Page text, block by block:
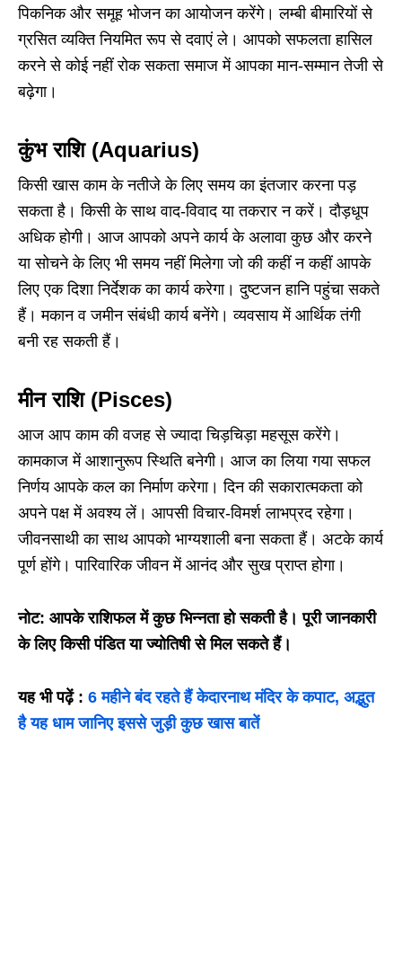
पिकनिक और समूह भोजन का आयोजन करेंगे। लम्बी बीमारियों से
ग्रसित व्यक्ति नियमित रूप से दवाएं ले। आपको सफलता हासिल
करने से कोई नहीं रोक सकता समाज में आपका मान-सम्मान तेजी से
बढ़ेगा।
कुंभ राशि (Aquarius)
किसी खास काम के नतीजे के लिए समय का इंतजार करना पड़
सकता है। किसी के साथ वाद-विवाद या तकरार न करें। दौड़धूप
अधिक होगी। आज आपको अपने कार्य के अलावा कुछ और करने
या सोचने के लिए भी समय नहीं मिलेगा जो की कहीं न कहीं आपके
लिए एक दिशा निर्देशक का कार्य करेगा। दुष्टजन हानि पहुंचा सकते
हैं। मकान व जमीन संबंधी कार्य बनेंगे। व्यवसाय में आर्थिक तंगी
बनी रह सकती हैं।
मीन राशि (Pisces)
आज आप काम की वजह से ज्यादा चिड़चिड़ा महसूस करेंगे।
कामकाज में आशानुरूप स्थिति बनेगी। आज का लिया गया सफल
निर्णय आपके कल का निर्माण करेगा। दिन की सकारात्मकता को
अपने पक्ष में अवश्य लें। आपसी विचार-विमर्श लाभप्रद रहेगा।
जीवनसाथी का साथ आपको भाग्यशाली बना सकता हैं। अटके कार्य
पूर्ण होंगे। पारिवारिक जीवन में आनंद और सुख प्राप्त होगा।
नोट: आपके राशिफल में कुछ भिन्नता हो सकती है। पूरी जानकारी
के लिए किसी पंडित या ज्योतिषी से मिल सकते हैं।
यह भी पढ़ें : 6 महीने बंद रहते हैं केदारनाथ मंदिर के कपाट, अद्भुत
है यह धाम जानिए इससे जुड़ी कुछ खास बातें